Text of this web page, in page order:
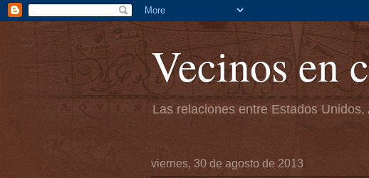
Vecinos en
Las relaciones entre Estados
viernes, 30 de agosto de 2013